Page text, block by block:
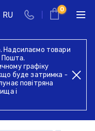
Надсилаємо товари
Пошта.
графіку
буде затримка -
повітряна
і
RU
17,
57 83
дзвінок
0
або серію
Комплектуючі
Запчастини
Комплектуючі
комплектуючі